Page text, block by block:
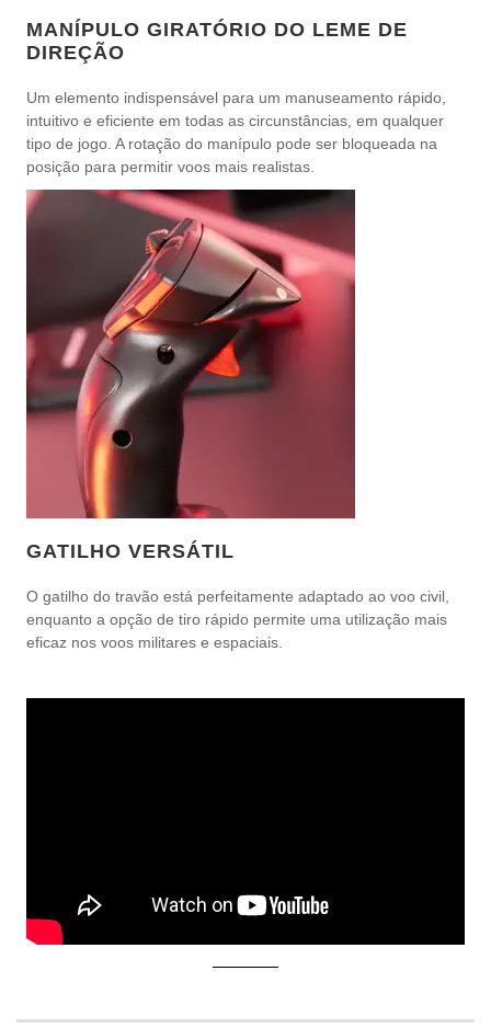
MANÍPULO GIRATÓRIO DO LEME DE
DIREÇÃO
Um elemento indispensável para um manuseamento rápido,
intuitivo e eficiente em todas as circunstâncias, em qualquer
tipo de jogo. A rotação do manípulo pode ser bloqueada na
posição para permitir voos mais realistas.
GATILHO VERSÁTIL
O gatilho do travão está perfeitamente adaptado ao voo civil,
enquanto a opção de tiro rápido permite uma utilização mais
eficaz nos voos militares e espaciais.